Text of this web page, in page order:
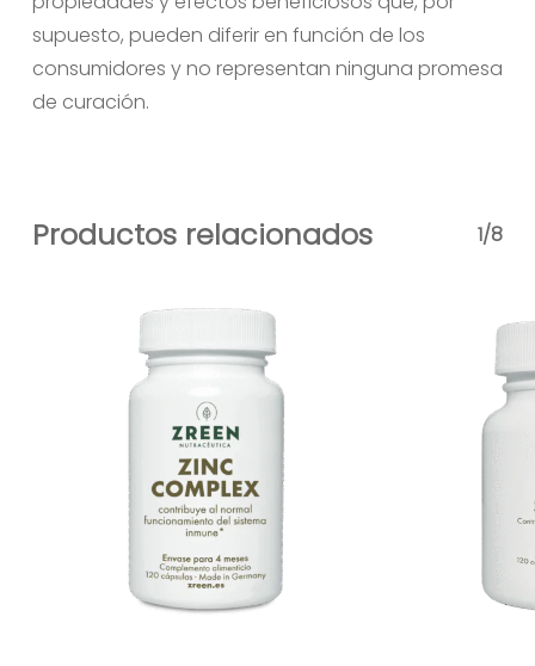
supuesto, pueden diferir en función de los
consumidores y no representan ninguna promesa
de curación.
Productos relacionados 1/8